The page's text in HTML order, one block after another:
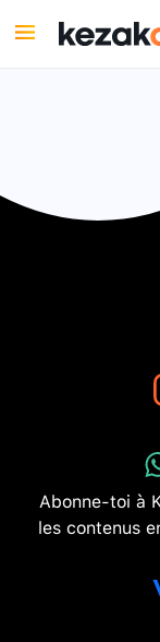
Abonne-toi à
les contenus